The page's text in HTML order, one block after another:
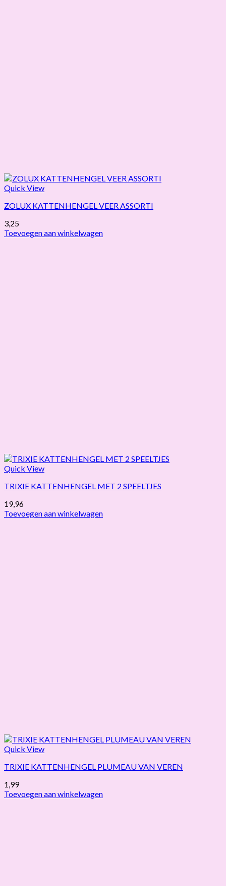
Quick View
ZOLUX KATTENHENGEL VEER ASSORTI
3,25
Toevoegen aan winkelwagen
Quick View
TRIXIE KATTENHENGEL MET 2 SPEELTJES
19,96
Toevoegen aan winkelwagen
Quick View
TRIXIE KATTENHENGEL PLUMEAU VAN VEREN
1,99
Toevoegen aan winkelwagen